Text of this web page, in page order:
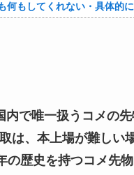
で唯一扱うコメの
は、本上場が難しい
の歴史を持つコメ先